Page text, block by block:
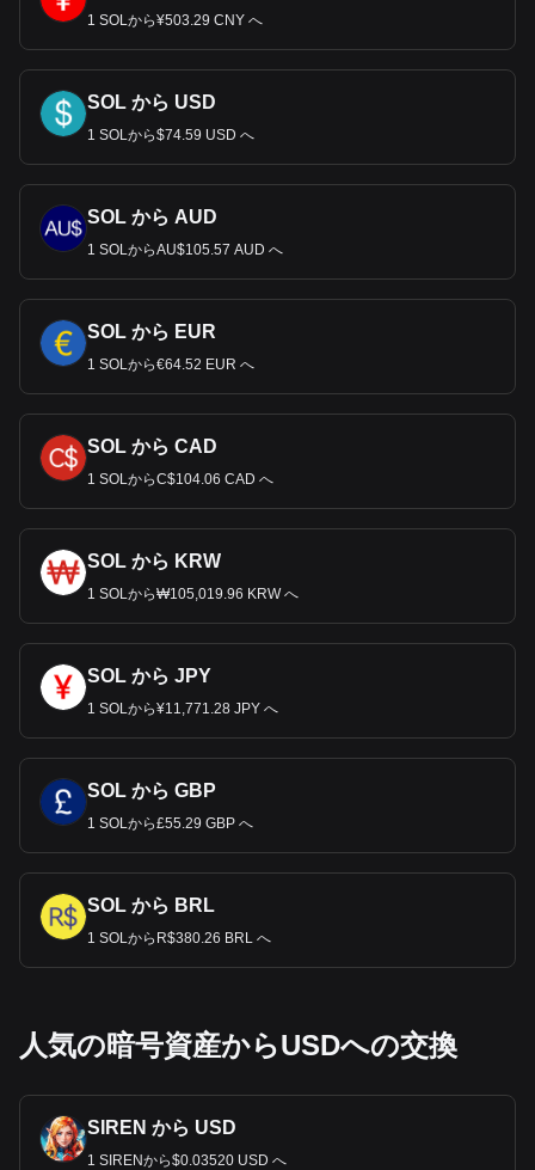
1 SOLから¥503.29 CNY へ
SOL から USD
1 SOLから$74.59 USD へ
SOL から AUD
1 SOLからAU$105.57 AUD へ
SOL から EUR
1 SOLから€64.52 EUR へ
SOL から CAD
1 SOLからC$104.06 CAD へ
SOL から KRW
1 SOLから₩105,019.96 KRW へ
SOL から JPY
1 SOLから¥11,771.28 JPY へ
SOL から GBP
1 SOLから£55.29 GBP へ
SOL から BRL
1 SOLからR$380.26 BRL へ
人気の暗号資産からUSDへの交換
SIREN から USD
1 SIRENから$0.03520 USD へ